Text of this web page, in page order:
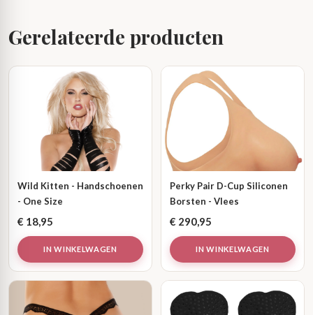
Gerelateerde producten
Wild Kitten - Handschoenen
- One Size
€ 18,95
IN WINKELWAGEN
Perky Pair D-Cup Siliconen
Borsten - Vlees
€ 290,95
IN WINKELWAGEN